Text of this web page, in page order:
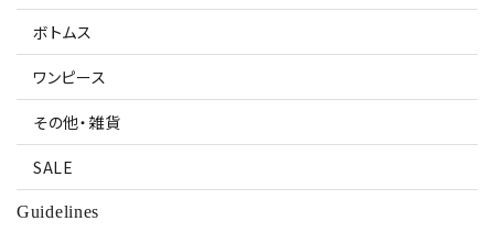
ボトムス
ワンピース
その他・雑貨
SALE
Guidelines